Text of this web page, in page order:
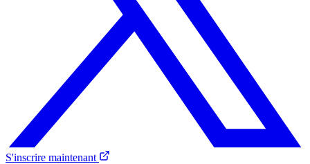
S'inscrire maintenant